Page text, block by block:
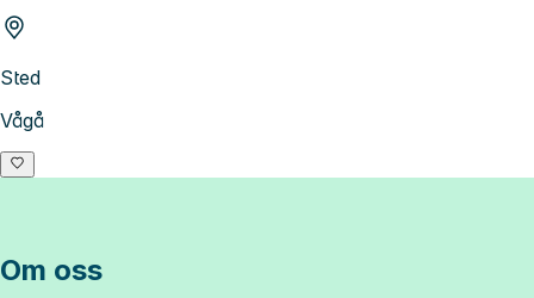
Sted
Vågå
Om oss